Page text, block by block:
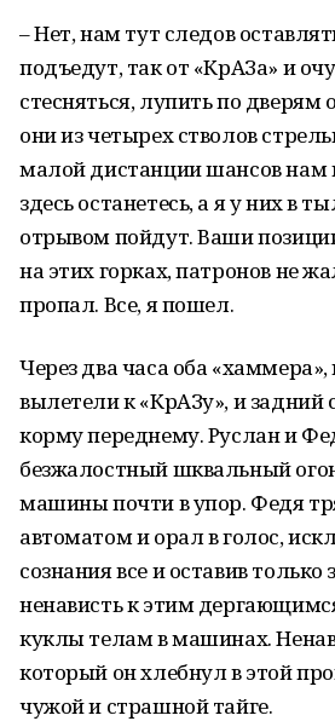
– Нет, нам тут следов
подъедут, так от «КрАЗа» и
стесняться, лупить по дверям
они из четырех стволов
малой дистанции шансов нам
здесь останетесь, а я у них в
отрывом пойдут. Ваши
на этих горках, патронов не
пропал. Все, я пошел.
Через два часа оба
вылетели к «КрАЗу», и задний
корму переднему. Руслан и
безжалостный шквальный
машины почти в упор. Федя
автоматом и орал в голос,
сознания все и оставив только
ненависть к этим
куклы телам в машинах.
который он хлебнул в этой
чужой и страшной тайге.